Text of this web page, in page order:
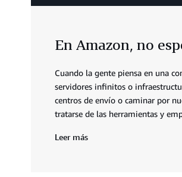
En Amazon, no
Cuando la gente piensa en una
servidores infinitos o
centros de envío o caminar por
tratarse de las herramientas y
Leer más